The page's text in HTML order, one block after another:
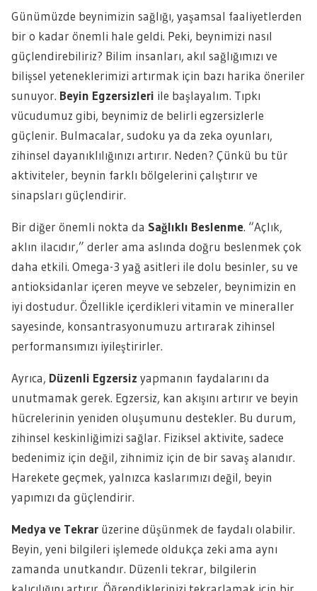
Günümüzde beynimizin sağlığı, yaşamsal faaliyetlerden
bir o kadar önemli hale geldi. Peki, beynimizi nasıl
güçlendirebiliriz? Bilim insanları, akıl sağlığımızı ve
bilişsel yeteneklerimizi artırmak için bazı harika öneriler
sunuyor. Beyin Egzersizleri ile başlayalım. Tıpkı
vücudumuz gibi, beynimiz de belirli egzersizlerle
güçlenir. Bulmacalar, sudoku ya da zeka oyunları,
zihinsel dayanıklılığınızı artırır. Neden? Çünkü bu tür
aktiviteler, beynin farklı bölgelerini çalıştırır ve
sinapsları güçlendirir.
Bir diğer önemli nokta da Sağlıklı Beslenme. “Açlık,
aklın ilacıdır,” derler ama aslında doğru beslenmek çok
daha etkili. Omega-3 yağ asitleri ile dolu besinler, su ve
antioksidanlar içeren meyve ve sebzeler, beynimizin en
iyi dostudur. Özellikle içerdikleri vitamin ve mineraller
sayesinde, konsantrasyonumuzu artırarak zihinsel
performansımızı iyileştirirler.
Ayrıca, Düzenli Egzersiz yapmanın faydalarını da
unutmamak gerek. Egzersiz, kan akışını artırır ve beyin
hücrelerinin yeniden oluşumunu destekler. Bu durum,
zihinsel keskinliğimizi sağlar. Fiziksel aktivite, sadece
bedenimiz için değil, zihnimiz için de bir savaş alanıdır.
Harekete geçmek, yalnızca kaslarımızı değil, beyin
yapımızı da güçlendirir.
Medya ve Tekrar üzerine düşünmek de faydalı olabilir.
Beyin, yeni bilgileri işlemede oldukça zeki ama aynı
zamanda unutkandır. Düzenli tekrar, bilgilerin